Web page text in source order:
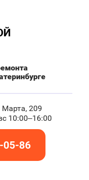
Марта, 209
10:00–16:00
05-86